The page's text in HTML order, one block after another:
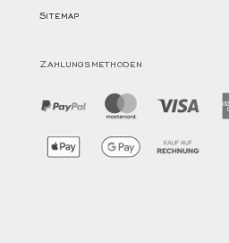
Sitemap
Zahlungsmethoden